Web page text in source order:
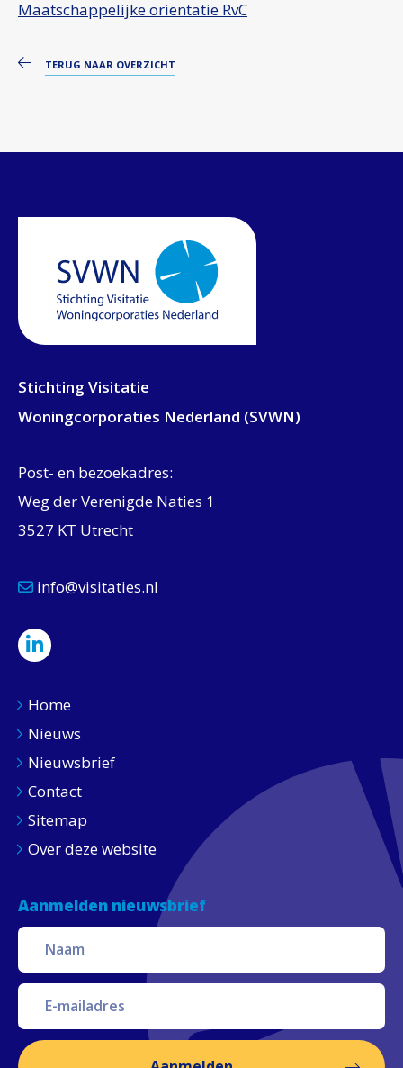
Maatschappelijke oriëntatie RvC
TERUG NAAR OVERZICHT
Stichting Visitatie
Woningcorporaties Nederland (SVWN)
Post- en bezoekadres:
Weg der Verenigde Naties 1
3527 KT Utrecht
info@visitaties.nl
Home
Nieuws
Nieuwsbrief
Contact
Sitemap
Over deze website
Aanmelden nieuwsbrief